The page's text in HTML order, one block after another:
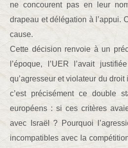
ne concourent pas en leur
drapeau et délégation à l’appui.
cause.
Cette décision renvoie à un
l’époque, l’UER l’avait
qu’agresseur et violateur du
c’est précisément ce double
européens : si ces critères
avec Israël ? Pourquoi
incompatibles avec la